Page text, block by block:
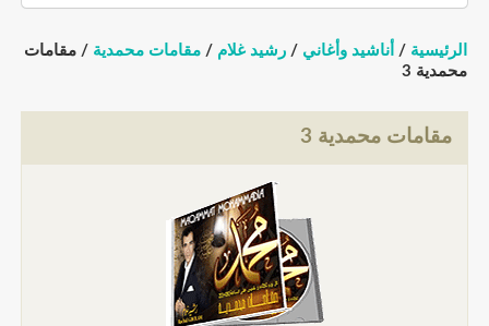
الرئيسية / أناشيد وأغاني / رشيد غلام / مقامات محمدية / مقامات
محمدية 3
مقامات محمدية 3